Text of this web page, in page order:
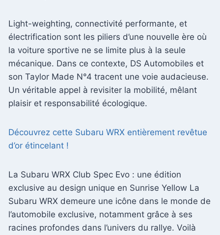
Light-weighting, connectivité performante, et
électrification sont les piliers d’une nouvelle ère où
la voiture sportive ne se limite plus à la seule
mécanique. Dans ce contexte, DS Automobiles et
son Taylor Made N°4 tracent une voie audacieuse.
Un véritable appel à revisiter la mobilité, mêlant
plaisir et responsabilité écologique.
Découvrez cette Subaru WRX entièrement revêtue
d’or étincelant !
La Subaru WRX Club Spec Evo : une édition
exclusive au design unique en Sunrise Yellow La
Subaru WRX demeure une icône dans le monde de
l’automobile exclusive, notamment grâce à ses
racines profondes dans l’univers du rallye. Voilà